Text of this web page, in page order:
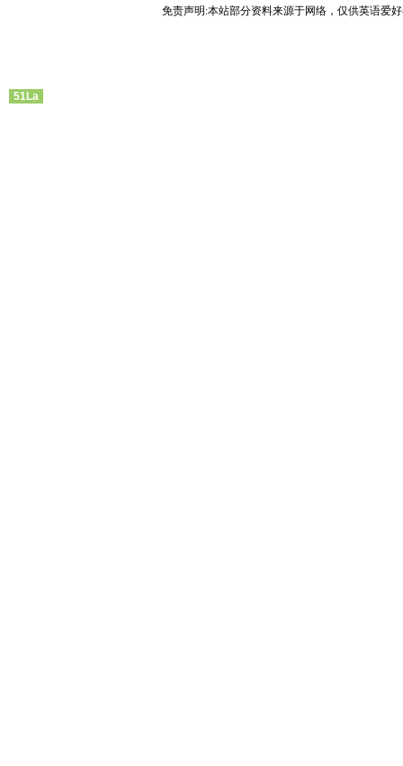
免责声明:本站部分资料来源于网络，仅供英语爱
51La